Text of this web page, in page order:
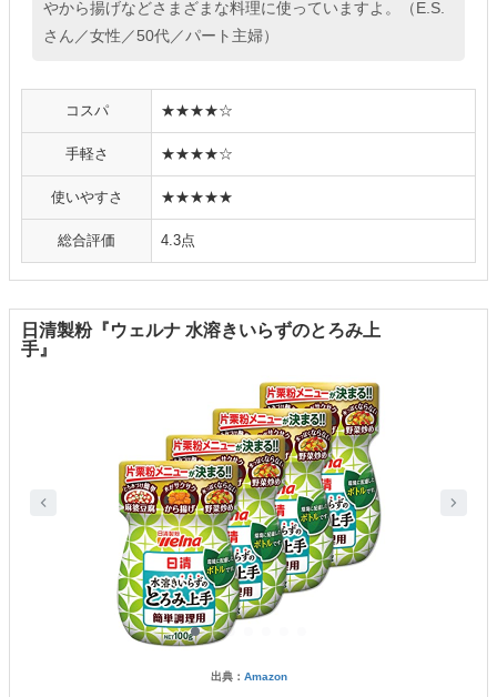
やから揚げなどさまざまな料理に使っていますよ。（E.S.
さん／女性／50代／パート主婦）
コスパ ★★★★☆
手軽さ ★★★★☆
使いやすさ ★★★★★
総合評価 4.3点
日清製粉『ウェルナ 水溶きいらずのとろみ上
手』
出典： Amazon